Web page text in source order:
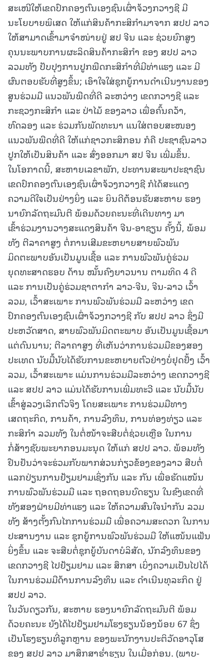
ສະເໜີໃຫ້ເຂດປົກຄອງຕົນເອງຊົນເຜົ່າຈ້ວງກວາງຊີ ມີ
ນະໂຍບາຍພິເສດ ໃຫ້ແກ່ສິນຄ້າກະສິກໍາມາຈາກ ສປປ ລາວ
ໃຫ້ສາມາດເຂົ້າມາຈໍາໜ່າຍຢູ່ ສປ ຈີນ ແລະ ຊ່ວຍຍົກສູງ
ຄຸນນະພາບການຜະລິດສິນຄ້າກະສິກໍາ ຂອງ ສປປ ລາວ
ລວມທັງ ປັບປຸງການປູກພືດກະສິກໍາທີ່ມີທ່າແຮງ ແລະ ມີ
ຜົນຕອບຮັບທີ່ສູງຂຶ້ນ; ເອົາໃຈໃສ່ຊຸກຍູ້ການດໍາເນີນງານຂອງ
ສູນຮ່ວມມື ແນວພັນພືດທີ່ດີ ລະຫວ່າງ ເຂດກວາງຊີ ແລະ
ກະຊວງກະສິກໍາ ແລະ ປ່າໄມ້ ຂອງລາວ ເພື່ອຄົ້ນຄວ້າ,
ທົດລອງ ແລະ ຮ່ວມກັນພັດທະນາ ແນໃສ່ຕອບສະໜອງ
ແນວພັນພືດທີ່ດີ ໃຫ້ແກ່ຊາວກະສິກອນ ກໍຄື ປະຊາຊົນລາວ
ປູກໃຫ້ເປັນສິນຄ້າ ແລະ ສົ່ງອອກມາ ສປ ຈີນ ເພີ່ມຂຶ້ນ.
ໃນໂອກາດນີ້, ສະຫາຍເລຂາພັກ, ປະທານສະພາປະຊາຊົນ
ເຂດປົກຄອງຕົນເອງຊົນເຜົ່າຈ້ວງກວາງຊີ ກໍໄດ້ສະແດງ
ຄວາມດີໃຈເປັນຢ່າງຍິ່ງ ແລະ ຍິນດີຕ້ອນຮັບສະຫາຍ ຮອງ
ນາຍົກລັດຖະມົນຕີ ພ້ອມດ້ວຍຄະນະທີ່ເດີນທາງ ມາ
ເຂົ້າຮ່ວມງານວາງສະແດງສິນຄ້າ ຈີນ-ອາຊຽນ ຄັ້ງນີ້, ພ້ອມ
ທັງ ຕີລາຄາສູງ ຕໍ່ການເສີມຂະຫຍາຍສາຍພົວພັນ
ມິດຕະພາບອັນເປັນມູນເຊື້ອ ແລະ ການພົວພັນຄູ່ຮ່ວມ
ຍຸດທະສາດຮອບ ດ້ານ ໝັ້ນຄົງຍາວນານ ຕາມທິດ 4 ດີ
ແລະ ການເປັນຄູ່ຮ່ວມຊາຕາກໍາ ລາວ-ຈີນ, ຈີນ-ລາວ ເວົ້າ
ລວມ, ເວົ້າສະເພາະ ການພົວພັນຮ່ວມມື ລະຫວ່າງ ເຂດ
ປົກຄອງຕົນເອງຊົນເຜົ່າຈ້ວງກວາງຊີ ກັບ ສປປ ລາວ ຊຶ່ງມີ
ປະຫວັດສາດ, ສາຍພົວພັນມິດຕະພາບ ອັນເປັນມູນເຊື້ອມາ
ແຕ່ດົນນານ; ຕີລາຄາສູງ ທີ່ເຫັນວ່າການຮ່ວມມືຂອງສອງ
ປະເທດ ນັບມື້ນັບໄດ້ຮັບການຂະຫຍາຍຕົວຢ່າງບໍ່ຢຸດຢັ້ງ ເວົ້າ
ລວມ, ເວົ້າສະເພາະ ແມ່ນການຮ່ວມມືລະຫວ່າງ ເຂດກວາງຊີ
ແລະ ສປປ ລາວ ແມ່ນໄດ້ຮັບການເພີ່ມທະວີ ແລະ ນັບມື້ນັບ
ເຂົ້າສູ່ລວງເລິກຕົວຈິງ ໂດຍສະເພາະ ການຮ່ວມມືທາງ
ເສດຖະກິດ, ການຄ້າ, ການລົງທຶນ, ການທ່ອງທ່ຽວ ແລະ
ກະສິກໍາ ລວມທັງ ໃນຕໍ່ໜ້າຈະສືບຕໍ່ຊ່ວຍເຫຼືອ ໃນການ
ກໍ່ສ້າງຊັບພະຍາກອນມະນຸດ ໃຫ້ແກ່ ສປປ ລາວ. ພ້ອມທັງ
ຢືນຢັນວ່າຈະຮ່ວມກັບພາກສ່ວນກ່ຽວຂ້ອງຂອງລາວ ສືບຕໍ່
ແລກປ່ຽນການຢ້ຽມຢາມເຊິ່ງກັນ ແລະ ກັນ ເພື່ອຮັດແໜ້ນ
ການພົວພັນຮ່ວມມື ແລະ ຖອດຖອນບົດຮຽນ ໃນຂົງເຂດທີ່
ທັງສອງຝ່າຍມີທ່າແຮງ ແລະ ໃຫ້ຄວາມສົນໃຈນຳກັນ ລວມ
ທັງ ສ້າງຕັ້ງກົນໄກການຮ່ວມມື ເພື່ອຄວາມສະດວກ ໃນການ
ປະສານງານ ແລະ ຊຸກຍູ້ການພົວພັນຮ່ວມມື ໃຫ້ແໜ້ນແຟ້ນ
ຍິ່ງຂຶ້ນ ແລະ ຈະສືບຕໍ່ຊຸກຍູ້ບັນດາບໍລິສັດ, ນັກລົງທຶນຂອງ
ເຂດກວາງຊີ ໄປຢ້ຽມຢາມ ແລະ ສຶກສາ ເບິ່ງຄວາມເປັນໄປໄດ້
ໃນການຮ່ວມມືດ້ານການລົງທຶນ ແລະ ດໍາເນີນທຸລະກິດ ຢູ່
ສປປ ລາວ.
ໃນວັນດຽວກັນ, ສະຫາຍ ຮອງນາຍົກລັດຖະມົນຕີ ພ້ອມ
ດ້ວຍຄະນະ ຍັງໄດ້ໄປຢ້ຽມຢາມໂຮງຮຽນນ້ອງນ້ອຍ 67 ຊຶ່ງ
ເປັນໂຮງຮຽນທີ່ລູກຫຼານ ຂອງພະນັກງານປະຕິວັດອາວຸໂສ
ຂອງ ສປປ ລາວ ມາສຶກສາຮໍ່າຮຽນ ໃນເມື່ອກ່ອນ. (ພາບ-